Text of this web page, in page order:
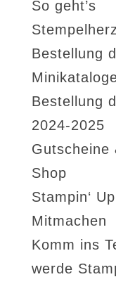
So geht’s
Bestellung
Bestellung
2024-2025
Gutscheine
Shop
Stampin‘
Mitmachen
Komm ins
werde